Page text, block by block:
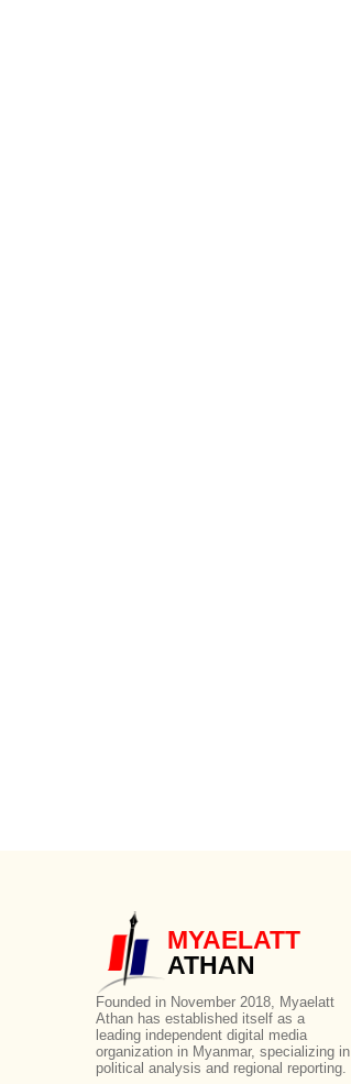
MYAELATT
ATHAN
Founded in November 2018, Myaelatt
Athan has established itself as a
leading independent digital media
organization in Myanmar, specializing in
political analysis and regional reporting.